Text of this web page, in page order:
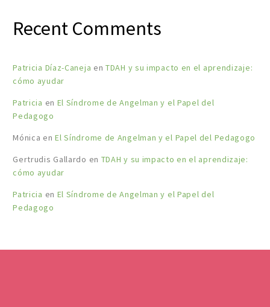
Recent Comments
Patricia Díaz-Caneja enTDAH y su impacto en el aprendizaje:
cómo ayudar
Patricia en El Síndrome de Angelman y el Papel del
Pedagogo
Mónica enEl Síndrome de Angelman y el Papel del Pedagogo
Gertrudis Gallardo en TDAH y su impacto en el aprendizaje:
cómo ayudar
Patricia en El Síndrome de Angelman y el Papel del
Pedagogo